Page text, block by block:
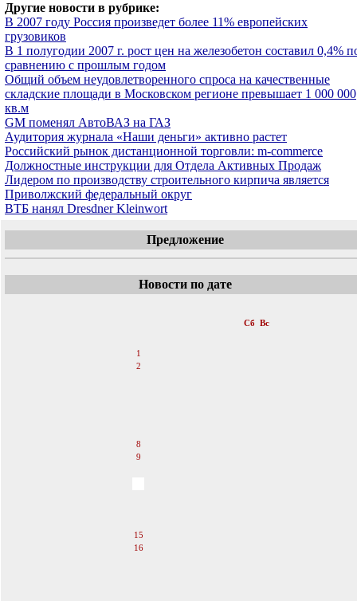
Другие новости в рубрике:
В 2007 году Россия произведет более 11% европейских
грузовиков
В 1 полугодии 2007 г. рост цен на железобетон составил 0,4%
сравнению с прошлым годом
Общий объем неудовлетворенного спроса на качественные
складские площади в Московском регионе превышает 1 000 000
кв.м
GM поменял АвтоВАЗ на ГАЗ
Аудитория журнала «Наши деньги» активно растет
Российский рынок дистанционной торговли: m-commerce
Должностные инструкции для Отдела Активных Продаж
Лидером по производству строительного кирпича является
Приволжский федеральный округ
ВТБ нанял Dresdner Kleinwort
Предложение
Новости по дате
Сб Вс
1
2
8
9
15
16